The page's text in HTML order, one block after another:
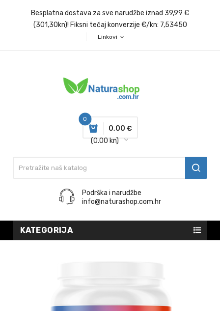
Besplatna dostava za sve narudžbe iznad 39,99 €
(301,30kn)! Fiksni tečaj konverzije €/kn: 7,53450
Linkovi expand_more
0
0,00 €
(0.00 kn)
Podrška i narudžbe
info@naturashop.com.hr
KATEGORIJA